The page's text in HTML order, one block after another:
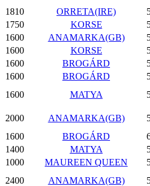
1810 ORRETA(IRE)
1750 KORSE
1600 ANAMARKA(GB)
1600 KORSE
1600 BROGÁRD
1600 BROGÁRD
1600 MATYA
2000 ANAMARKA(GB)
1600 BROGÁRD
1400 MATYA
1000 MAUREEN QUEEN
2400 ANAMARKA(GB)